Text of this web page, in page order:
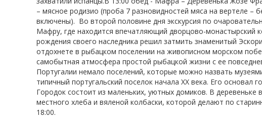
– мясное родизио (проба 7 разновидностей мяса на вертеле
включены). Во второй половине дня экскурсия по
Мафру, где находится впечатляющий дворцово-монастырский
рождения своего наследника решил затмить знаменитый
отдохнете в рыбацком поселении на живописном морском
самобытная атмосфера простой рыбацкой жизни с ее
Португалии немало поселений, которые можно назвать
типичный португальский поселок начала XX века. Его основал
Городок состоит из маленьких, уютных домиков. В
местного хлеба и вяленой колбаски, которой делают по
18:00.